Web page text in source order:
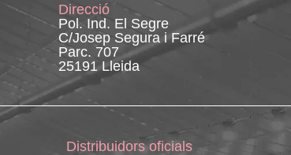
Direcció
Pol. Ind. El Segre
C/Josep Segura i Farré
Parc. 707
25191 Lleida
Distribuidors oficials